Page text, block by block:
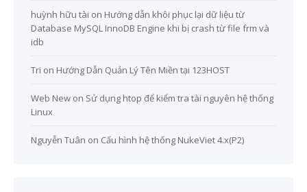
huỳnh hữu tài on Hướng dẫn khôi phục lại dữ liệu từ
Database MySQL InnoDB Engine khi bị crash từ file frm và
idb
Tri on Hướng Dẫn Quản Lý Tên Miền tại 123HOST
Web New on Sử dụng htop để kiểm tra tài nguyên hệ thống
Linux
Nguyễn Tuân on Cấu hình hệ thống NukeViet 4.x(P2)